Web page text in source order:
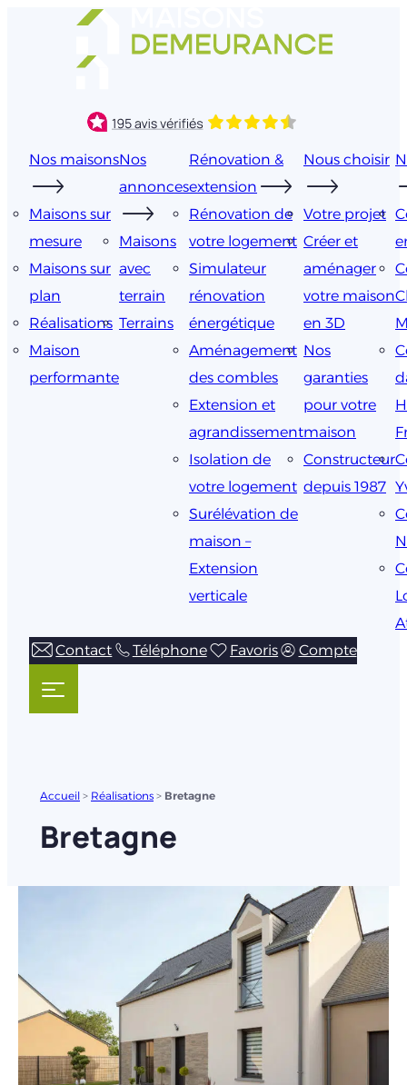
Nos maisons
Maisons sur
mesure
Maisons sur
plan
Réalisations
Maison
performante
Nos
annonces
Maisons
avec
terrain
Terrains
Rénovation &
extension
Rénovation de
votre logement
Simulateur
rénovation
énergétique
Aménagement
des combles
Extension et
agrandissement
Isolation de
votre logement
Surélévation de
maison –
Extension
verticale
Nous choisir
Votre projet
Créer et
aménager
votre maison
en 3D
Nos
garanties
pour votre
maison
Constructeur
depuis 1987
Contact
Téléphone Favoris Compte
Accueil > Réalisations > Bretagne
Bretagne